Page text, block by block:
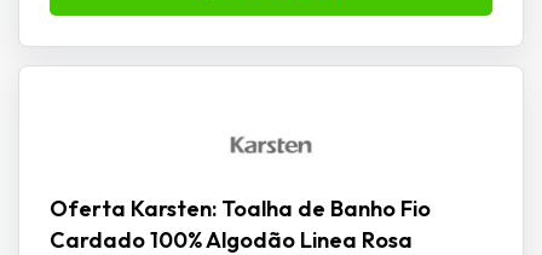
Oferta Karsten: Toalha de Banho Fio
Cardado 100% Algodão Linea Rosa